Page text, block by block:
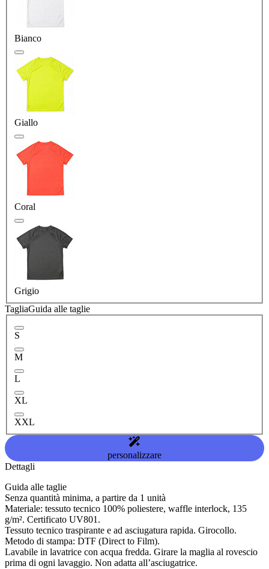
Bianco
Giallo
Coral
Grigio
TagliaGuida alle taglie
S
M
L
XL
XXL
personalizzare
Dettagli
Guida alle taglie
Senza quantità minima, a partire da 1 unità
Materiale: tessuto tecnico 100% poliestere, waffle interlock, 135
g/m². Certificato UV801.
Tessuto tecnico traspirante e ad asciugatura rapida. Girocollo.
Metodo di stampa: DTF (Direct to Film).
Lavabile in lavatrice con acqua fredda. Girare la maglia al rovescio
prima di ogni lavaggio. Non adatta all’asciugatrice.